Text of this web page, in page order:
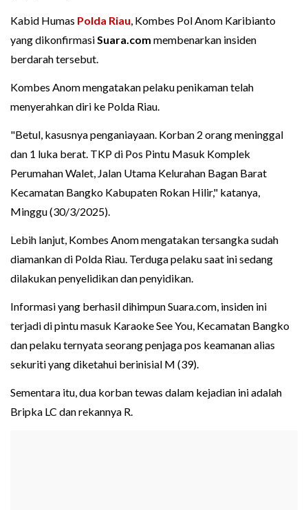
Kabid Humas Polda Riau, Kombes Pol Anom Karibianto
yang dikonfirmasiSuara.com membenarkan insiden
berdarah tersebut.
Kombes Anom mengatakan pelaku penikaman telah
menyerahkan diri ke Polda Riau.
"Betul, kasusnya penganiayaan. Korban 2 orang meninggal
dan 1 luka berat. TKP di Pos Pintu Masuk Komplek
Perumahan Walet, Jalan Utama Kelurahan Bagan Barat
Kecamatan Bangko Kabupaten Rokan Hilir," katanya,
Minggu (30/3/2025).
Lebih lanjut, Kombes Anom mengatakan tersangka sudah
diamankan di Polda Riau. Terduga pelaku saat ini sedang
dilakukan penyelidikan dan penyidikan.
Informasi yang berhasil dihimpun Suara.com, insiden ini
terjadi di pintu masuk Karaoke See You, Kecamatan Bangko
dan pelaku ternyata seorang penjaga pos keamanan alias
sekuriti yang diketahui berinisial M (39).
Sementara itu, dua korban tewas dalam kejadian ini adalah
Bripka LC dan rekannya R.